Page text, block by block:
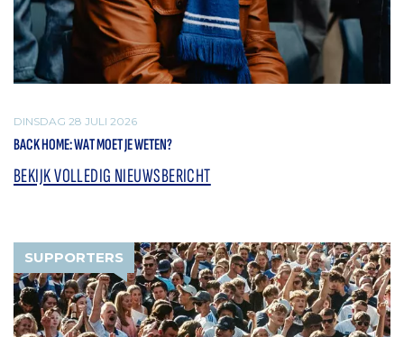
DINSDAG 28 JULI 2026
BACK HOME: WAT MOET JE WETEN?
BEKIJK VOLLEDIG NIEUWSBERICHT
SUPPORTERS